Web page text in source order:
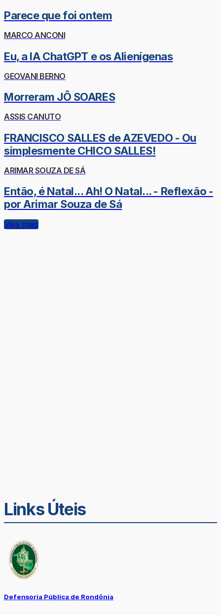
Parece que foi ontem
MARCO ANCONI
Eu, a IA ChatGPT e os Alienígenas
GEOVANI BERNO
Morreram JÔ SOARES
ASSIS CANUTO
FRANCISCO SALLES de AZEVEDO - Ou
simplesmente CHICO SALLES!
ARIMAR SOUZA DE SÁ
Então, é Natal... Ah! O Natal... - Reflexão -
por Arimar Souza de Sá
Veja mais
Links Úteis
Defensoria Pública de Rondônia